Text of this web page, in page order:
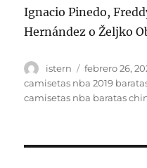
Ignacio Pinedo,
Hernández o Željko
Autor
istern
Publicado
el
febrero 26,
camisetas nba 2019
camisetas nba baratas